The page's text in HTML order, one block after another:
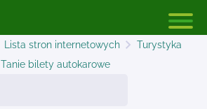
Lista stron internetowych
Turystyka
Tanie bilety autokarowe